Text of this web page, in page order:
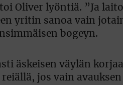
Oliver lyöntiä. ”Ja
yritin sanoa vain
bogeyn.
äskeisen väylän
jos vain